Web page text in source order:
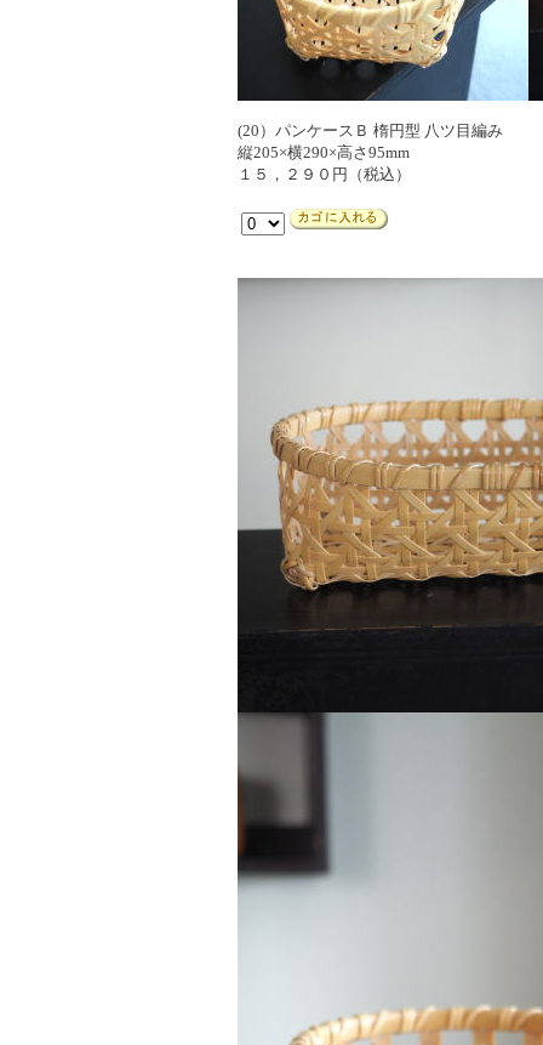
(20）パンケースＢ 楕円型 八ツ目編み
縦205×横290×高さ95mm
１５，２９０円（税込）